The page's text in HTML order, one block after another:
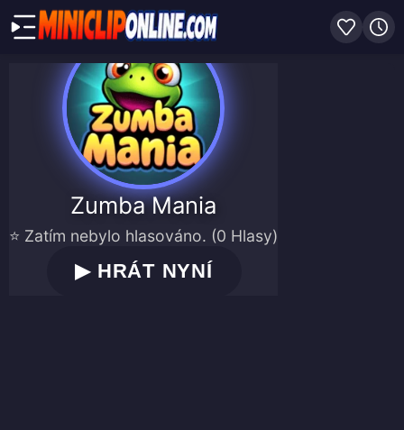
Zumba Mania
⭐ Zatím nebylo hlasováno. (0 Hlasy)
▶HRÁT NYNÍ